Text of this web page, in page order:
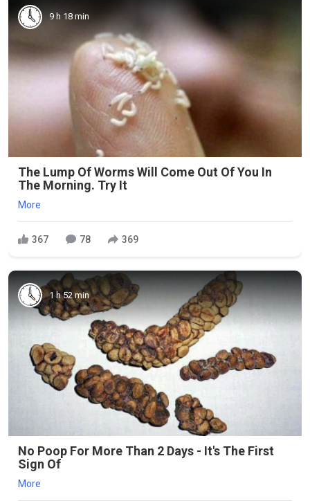
9 h 18 min
The Lump Of Worms Will Come Out Of You In
The Morning. Try It
More
367 78 369
1 h 52 min
No Poop For More Than 2 Days - It's The First
Sign Of
More